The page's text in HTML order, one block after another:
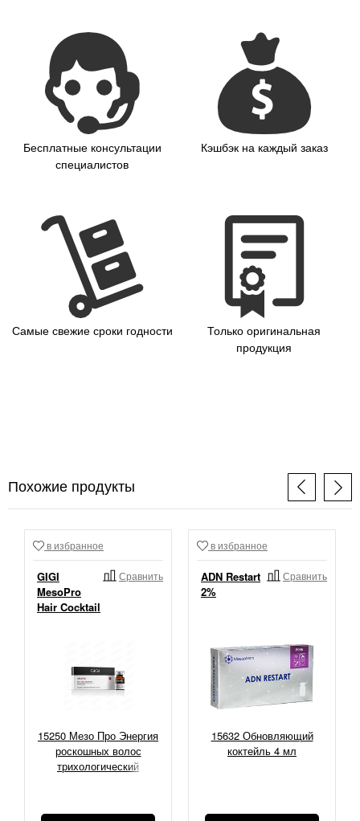
Бесплатные консультации
специалистов
Кэшбэк на каждый заказ
Самые свежие сроки годности
Только оригинальная
продукция
Похожие продукты
в избранное
Сравнить
GIGI
MesoPro
Hair Cocktail
15250 Мезо Про Энергия
роскошных волос
трихологический
в избранное
Сравнить
ADN Restart
2%
15632 Обновляющий
коктейль 4 мл